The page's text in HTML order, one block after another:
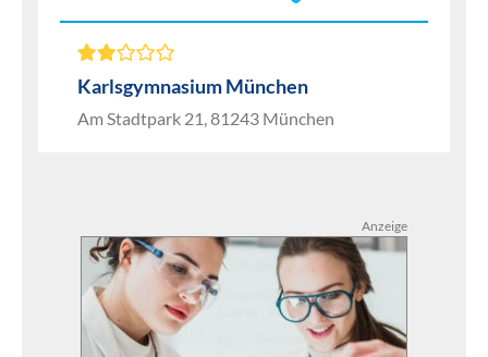
Karlsgymnasium München
Am Stadtpark 21, 81243 München
Anzeige